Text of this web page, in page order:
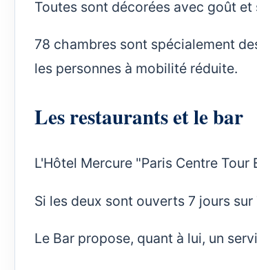
Toutes sont décorées avec goût
78 chambres sont spécialement
les personnes à mobilité réduite.
Les restaurants et le bar
L'Hôtel Mercure "Paris Centre
Si les deux sont ouverts 7 jours
Le Bar propose, quant à lui, un